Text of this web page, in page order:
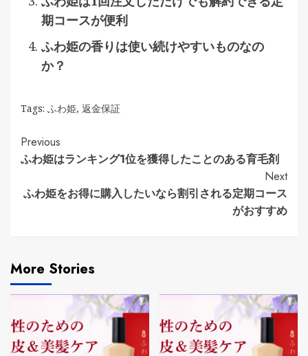
期コースが便利
ふわ姫の香りは使い続けやすいものなの
か？
Tags: ふわ姫, 返金保証
Continue
Reading
Previous
ふわ姫はランキング1位を獲得したことのある育毛剤
Next
ふわ姫をお得に購入したいなら割引される定期コース
がおすすめ
More Stories